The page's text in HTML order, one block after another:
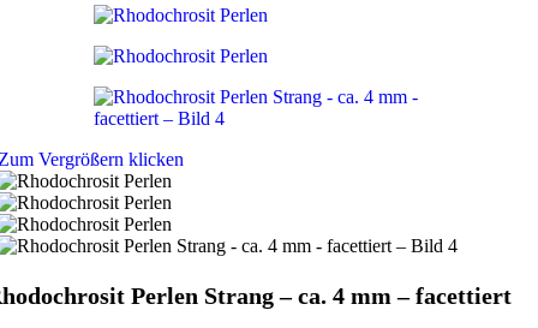
Vergrößern klicken
Perlen Strang – ca. 4 mm – facettiert